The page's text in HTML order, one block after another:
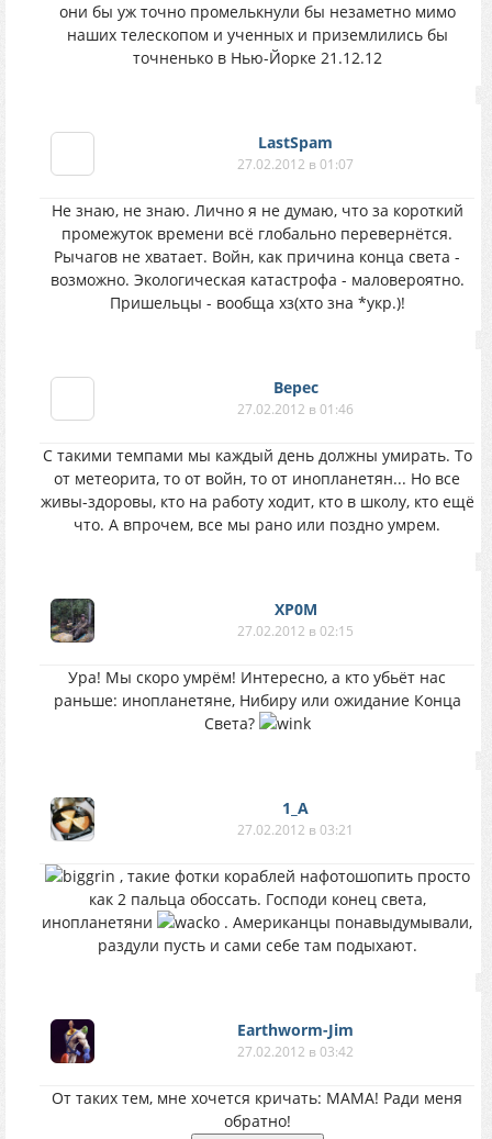
они бы уж точно промелькнули бы незаметно мимо
наших телескопом и ученных и приземлились бы
точненько в Нью-Йорке 21.12.12
LastSpam
27.02.2012 в 01:07
Не знаю, не знаю. Лично я не думаю, что за короткий
промежуток времени всё глобально перевернётся.
Рычагов не хватает. Войн, как причина конца света -
возможно. Экологическая катастрофа - маловероятно.
Пришельцы - вообща хз(хто зна *укр.)!
Верес
27.02.2012 в 01:46
С такими темпами мы каждый день должны умирать. То
от метеорита, то от войн, то от инопланетян... Но все
живы-здоровы, кто на работу ходит, кто в школу, кто ещё
что. А впрочем, все мы рано или поздно умрем.
XP0M
27.02.2012 в 02:15
Ура! Мы скоро умрём! Интересно, а кто убьёт нас
раньше: инопланетяне, Нибиру или ожидание Конца
Света?
1_A
27.02.2012 в 03:21
, такие фотки кораблей нафотошопить просто
как 2 пальца обоссать. Господи конец света,
инопланетяни
. Американцы понавыдумывали,
раздули пусть и сами себе там подыхают.
Earthworm-Jim
27.02.2012 в 03:42
От таких тем, мне хочется кричать: МАМА! Ради меня
обратно!